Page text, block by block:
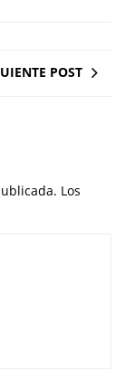
POST
Los